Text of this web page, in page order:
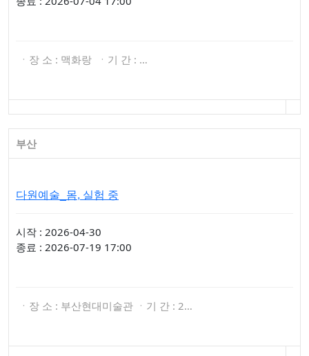
ㆍ장 소 : 맥화랑 ㆍ기 간 : …
부산
다원예술_몸, 실험 중
시작 : 2026-04-30
종료 : 2026-07-19 17:00
ㆍ장 소 : 부산현대미술관 ㆍ기 간 : 2…